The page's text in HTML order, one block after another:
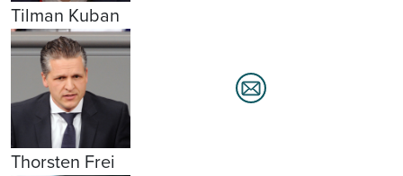
Tilman Kuban
Thorsten Frei